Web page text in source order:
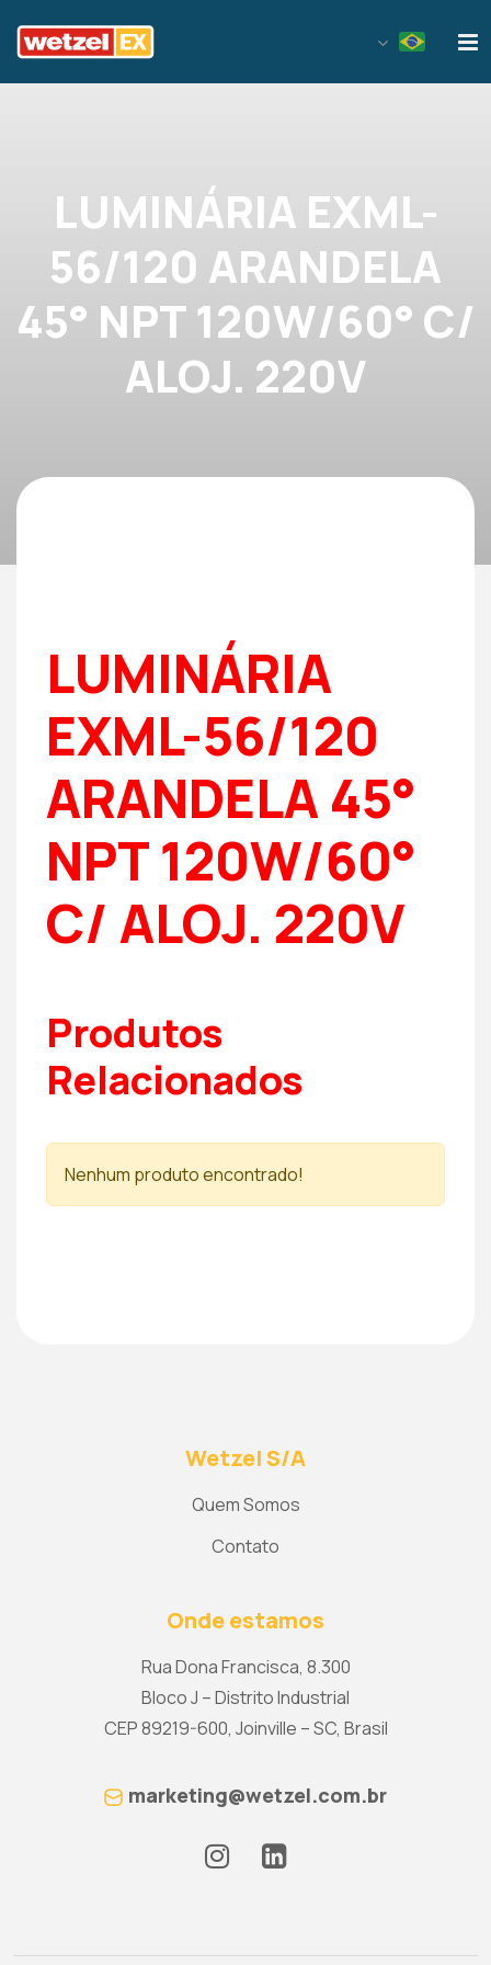
LUMINÁRIA EXML-
56/120 ARANDELA
45° NPT 120W/60° C/
ALOJ. 220V
LUMINÁRIA
EXML-56/120
ARANDELA 45°
NPT 120W/60°
C/ ALOJ. 220V
Produtos
Relacionados
Nenhum produto encontrado!
Wetzel S/A
Quem Somos
Contato
Onde estamos
Rua Dona Francisca, 8.300
Bloco J – Distrito Industrial
CEP 89219-600, Joinville – SC, Brasil
marketing@wetzel.com.br